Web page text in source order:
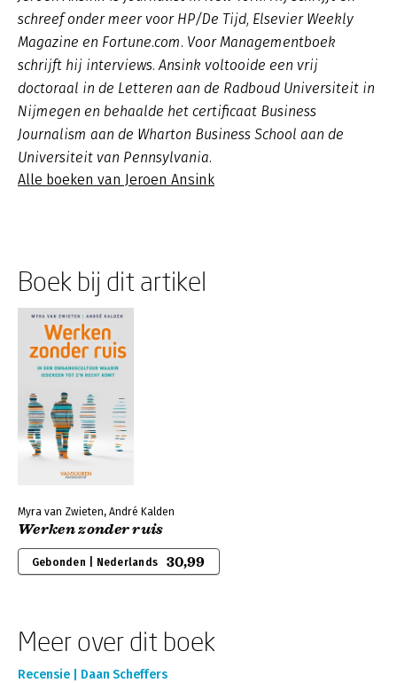
schreef onder meer voor HP/De Tijd, Elsevier Weekly
Magazine en Fortune.com. Voor Managementboek
schrijft hij interviews. Ansink voltooide een vrij
doctoraal in de Letteren aan de Radboud Universiteit in
Nijmegen en behaalde het certificaat Business
Journalism aan de Wharton Business School aan de
Universiteit van Pennsylvania.
Alle boeken van Jeroen Ansink
Boek bij dit artikel
Myra van Zwieten, André Kalden
Werken zonder ruis
Gebonden | Nederlands 30,99
Meer over dit boek
Recensie | Daan Scheffers